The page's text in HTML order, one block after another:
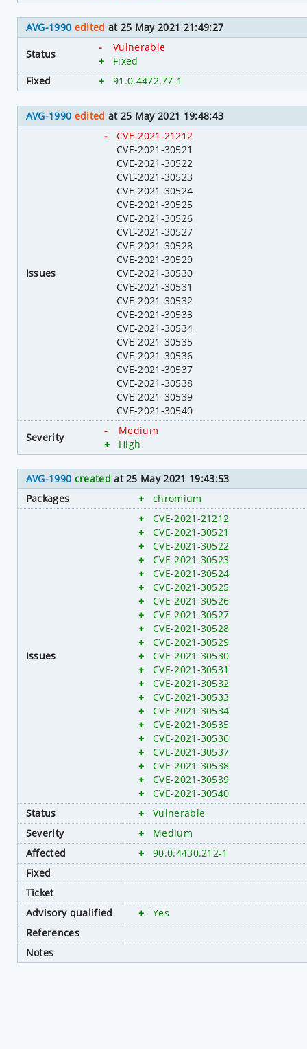
AVG-1990 edited at 25 May 2021 21:49:27
Status
-
Vulnerable
+
Fixed
Fixed
+ 91.0.4472.77-1
AVG-1990 edited at 25 May 2021 19:48:43
Issues
-
CVE-2021-21212
CVE-2021-30521
CVE-2021-30522
CVE-2021-30523
CVE-2021-30524
CVE-2021-30525
CVE-2021-30526
CVE-2021-30527
CVE-2021-30528
CVE-2021-30529
CVE-2021-30530
CVE-2021-30531
CVE-2021-30532
CVE-2021-30533
CVE-2021-30534
CVE-2021-30535
CVE-2021-30536
CVE-2021-30537
CVE-2021-30538
CVE-2021-30539
CVE-2021-30540
Severity
-
Medium
+
High
AVG-1990 created at 25 May 2021 19:43:53
Packages
+ chromium
Issues
+
CVE-2021-21212
+
CVE-2021-30521
+
CVE-2021-30522
+
CVE-2021-30523
+
CVE-2021-30524
+
CVE-2021-30525
+
CVE-2021-30526
+
CVE-2021-30527
+
CVE-2021-30528
+
CVE-2021-30529
+
CVE-2021-30530
+
CVE-2021-30531
+
CVE-2021-30532
+
CVE-2021-30533
+
CVE-2021-30534
+
CVE-2021-30535
+
CVE-2021-30536
+
CVE-2021-30537
+
CVE-2021-30538
+
CVE-2021-30539
+
CVE-2021-30540
Status
+
Vulnerable
Severity
+
Medium
Affected
+
90.0.4430.212-1
Fixed
Ticket
Advisory qualified
+
Yes
References
Notes